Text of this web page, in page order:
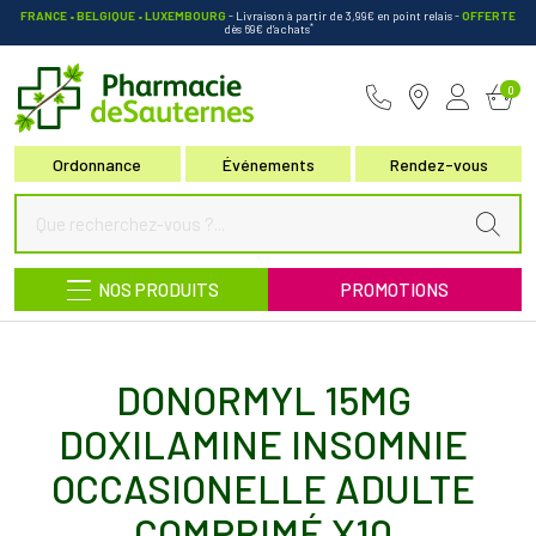
FRANCE • BELGIQUE • LUXEMBOURG - Livraison à partir de 3,99€ en point relais-OFFERTE
dès 69€ d’achats*
Ordonnance Événements Rendez-vous
0
NOS PRODUITS PROMOTIONS
DONORMYL 15MG
DOXILAMINE INSOMNIE
OCCASIONELLE ADULTE